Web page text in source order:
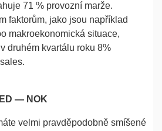
71 % provozní marže.
faktorům, jako jsou například
makroekonomická situace,
druhém kvartálu roku 8%
— NOK
velmi pravděpodobně smíšené